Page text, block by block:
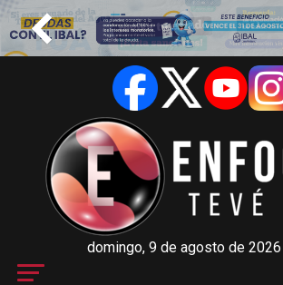
domingo, 9 de agosto de